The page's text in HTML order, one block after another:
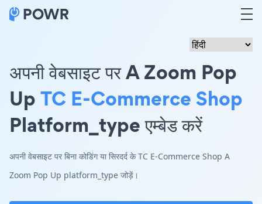
अपनी वेबसाइट पर A Zoom Pop
UpTC E-Commerce Shop
Platform_type एम्बेड करें
अपनी वेबसाइट पर बिना कोडिंग या सिरदर्द के TC E-Commerce Shop A
Zoom Pop Up platform_type जोड़ें।